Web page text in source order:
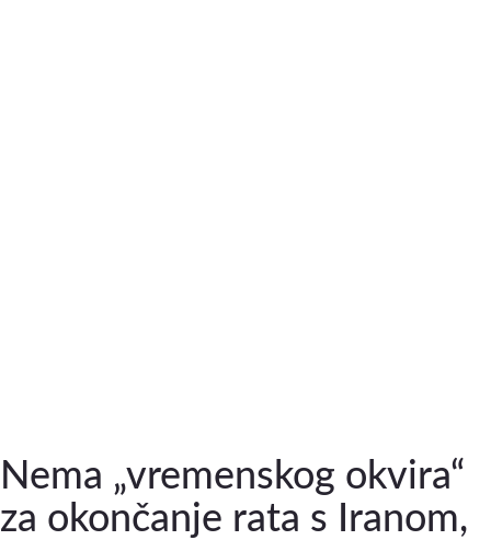
Nema „vremenskog okvira“
za okončanje rata s Iranom,